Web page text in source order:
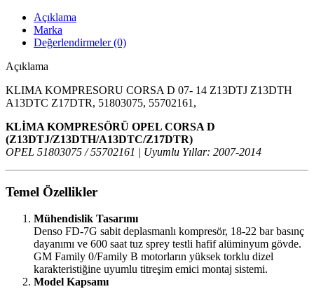
Açıklama
Marka
Değerlendirmeler (0)
Açıklama
KLIMA KOMPRESORU CORSA D 07- 14 Z13DTJ Z13DTH
A13DTC Z17DTR, 51803075, 55702161,
KLİMA KOMPRESÖRÜ OPEL CORSA D
(Z13DTJ/Z13DTH/A13DTC/Z17DTR)
OPEL 51803075 / 55702161 | Uyumlu Yıllar: 2007-2014
Temel Özellikler
Mühendislik Tasarımı
Denso FD-7G sabit deplasmanlı kompresör, 18-22 bar basınç
dayanımı ve 600 saat tuz sprey testli hafif alüminyum gövde.
GM Family 0/Family B motorların yüksek torklu dizel
karakteristiğine uyumlu titreşim emici montaj sistemi.
Model Kapsamı